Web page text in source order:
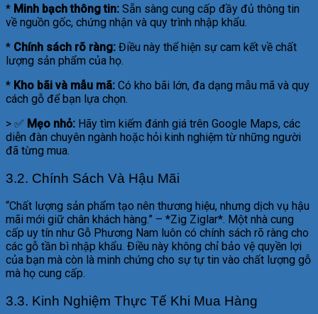
* Minh bạch thông tin: Sẵn sàng cung cấp đầy đủ thông tin
về nguồn gốc, chứng nhận và quy trình nhập khẩu.
* Chính sách rõ ràng: Điều này thể hiện sự cam kết về chất
lượng sản phẩm của họ.
* Kho bãi và mẫu mã: Có kho bãi lớn, đa dạng mẫu mã và quy
cách gỗ để bạn lựa chọn.
> ✅ Mẹo nhỏ: Hãy tìm kiếm đánh giá trên Google Maps, các
diễn đàn chuyên ngành hoặc hỏi kinh nghiệm từ những người
đã từng mua.
3.2. Chính Sách Và Hậu Mãi
“Chất lượng sản phẩm tạo nên thương hiệu, nhưng dịch vụ hậu
mãi mới giữ chân khách hàng.” – *Zig Ziglar*. Một nhà cung
cấp uy tín như Gỗ Phương Nam luôn có chính sách rõ ràng cho
các gỗ tần bì nhập khẩu. Điều này không chỉ bảo vệ quyền lợi
của bạn mà còn là minh chứng cho sự tự tin vào chất lượng gỗ
mà họ cung cấp.
3.3. Kinh Nghiệm Thực Tế Khi Mua Hàng